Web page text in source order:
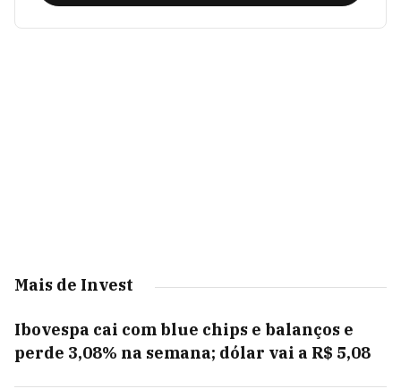
Mais de Invest
Ibovespa cai com blue chips e balanços e
perde 3,08% na semana; dólar vai a R$ 5,08